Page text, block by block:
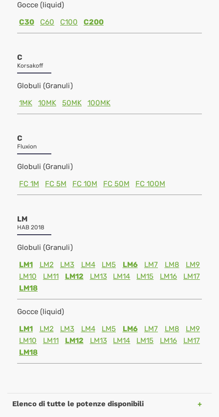
Gocce (liquid)
C30
C60 C100 C200
C
Korsakoff
Globuli (Granuli)
1MK
10MK 50MK 100MK
C
Fluxion
Globuli (Granuli)
FC 1M
FC 5M FC 10M FC 50M FC 100M
LM
HAB 2018
Globuli (Granuli)
LM1
LM2 LM3 LM4 LM5 LM6 LM7 LM8
LM9
LM10
LM11 LM12 LM13 LM14 LM15 LM16
LM17
LM18
Gocce (liquid)
LM1
LM2 LM3 LM4 LM5 LM6 LM7 LM8
LM9
LM10
LM11 LM12 LM13 LM14 LM15 LM16
LM17
LM18
Elenco di tutte le potenze disponibili